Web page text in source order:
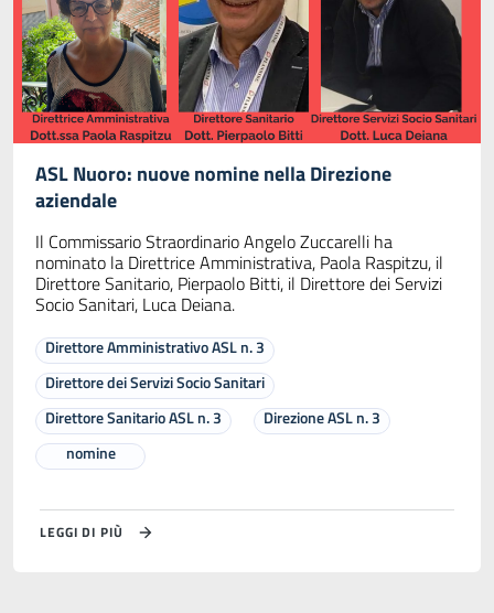
ASL Nuoro: nuove nomine nella Direzione
aziendale
Il Commissario Straordinario Angelo Zuccarelli ha
nominato la Direttrice Amministrativa, Paola Raspitzu, il
Direttore Sanitario, Pierpaolo Bitti, il Direttore dei Servizi
Socio Sanitari, Luca Deiana.
Direttore Amministrativo ASL n. 3
Direttore dei Servizi Socio Sanitari
Direttore Sanitario ASL n. 3
Direzione ASL n. 3
nomine
LEGGI DI PIÙ